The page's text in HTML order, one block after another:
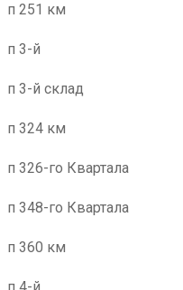
п 251 км
п 3-й
п 3-й склад
п 324 км
п 326-го Квартала
п 348-го Квартала
п 360 км